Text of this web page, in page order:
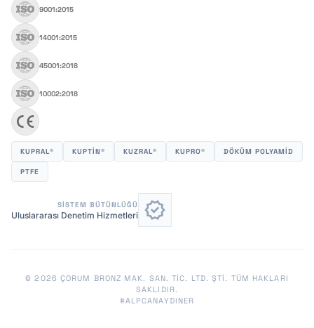
9001:2015
14001:2015
45001:2018
10002:2018
KUPRAL® KUPTİN® KUZRAL® KUPRO® DÖKÜM POLYAMID
PTFE
SISTEM BÜTÜNLÜĞÜ
Uluslararası Denetim Hizmetleri verified
© 2026 ÇORUM BRONZ MAK. SAN. TIC. LTD. ŞTİ. TÜM HAKLARI
SAKLIDIR.
#ALPCANAYDINER